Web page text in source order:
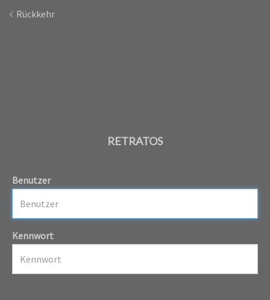
Rückkehr
RETRATOS
Benutzer
Kennwort